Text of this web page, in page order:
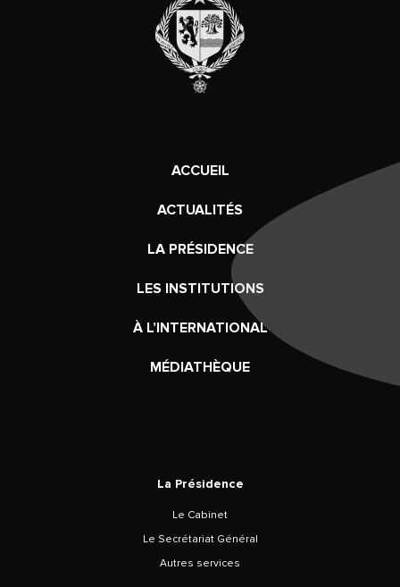
ACCUEIL
ACTUALITÉS
LA PRÉSIDENCE
LES INSTITUTIONS
À L’INTERNATIONAL
MÉDIATHÈQUE
La Présidence
Le Cabinet
Le Secrétariat Général
Autres services